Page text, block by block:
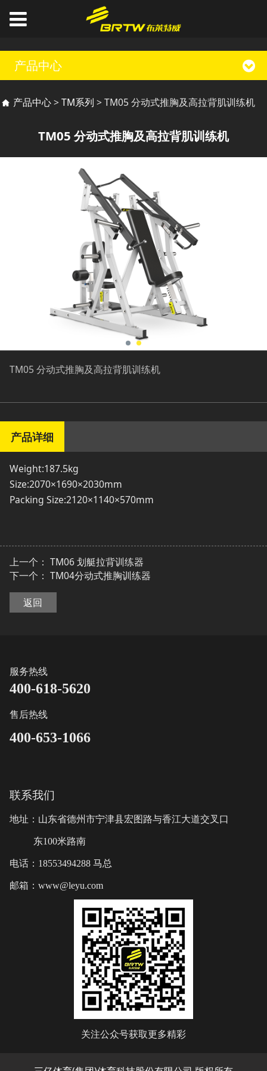
产品中心
TM05 分动式推胸及高
拉背肌训练机
产品中心>TM系列 >TM05 分动式推胸及高拉背肌训练机
TM05 分动式推胸及高拉背肌训练机
TM05 分动式推胸及高拉背肌训练机
产品详细
Weight:187.5kg
Size:2070×1690×2030mm
Packing Size:2120×1140×570mm
上一个： TM06 划艇拉背训练器
下一个： TM04分动式推胸训练器
返回
服务热线
400-618-5620
售后热线
400-653-1066
联系我们
地址：山东省德州市宁津县宏图路与香江大道交叉口
东100米路南
电话：18553494288 马总
邮箱：www@leyu.com
关注公众号获取更多精彩